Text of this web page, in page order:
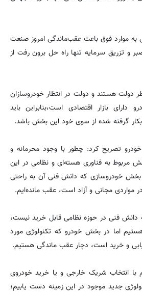
به موارد فوق باعث عقب‌ماندگی امروز صنعت
و تزریق سرمایه تنها راه حل برون رفت از
دولت هستند و دولت در انتظار خودرو‌سازان
بازار اقتصادی است،بنابراین باید
گرفته شده از سوی خود این بخش باشد.
‌تصریح کرد: چطور با وجود محرمانه و
مربوط به فناوری هسته‌ای و نظامی در این
بخش خودرو‌سازی که دانش فنی آن به راحتی
مجانی و آزاد است، عقب مانده‌ایم.
دانش فنی در حوزه نظامی قابل خرید نیست،
اما در بخش خودرو که تکنولوژی مورد
و خرید است، دچار عقب ماندگی هستیم.
با انتخاب شریک خارجی و یا خرید خودروی
جدید موجود در این زمینه دست یابیم؛